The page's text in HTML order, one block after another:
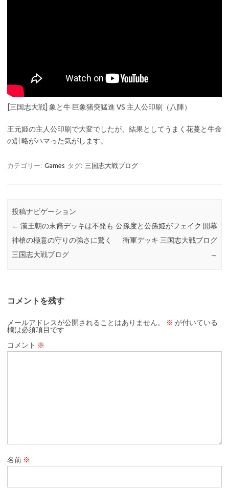
[三国志大戦] 象と牛 巨象猪突猛進 VS 主人公印刷（八陣）
王元姫の主人公印刷で大変でしたが、結果としてうまく花蔓と牛金
の計略がハマった気がします。
カテゴリー: Games タグ: 三国志大戦ブログ
投稿ナビゲーション
← 漢王朝の末裔デッキは不発も
神槍の極意の守りの強さに驚く
三国志大戦ブログ
公孫度と公孫姫がフェイク 開幕
衝軍デッキ 三国志大戦ブログ
→
コメントを残す
メールアドレスが公開されることはありません。 ※ が付いている
欄は必須項目です
コメント ※
名前 ※